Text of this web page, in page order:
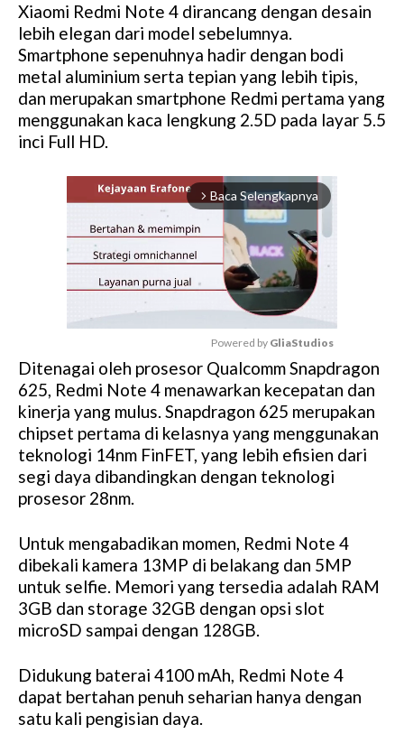
Xiaomi Redmi Note 4 dirancang dengan desain
lebih elegan dari model sebelumnya.
Smartphone sepenuhnya hadir dengan bodi
metal aluminium serta tepian yang lebih tipis,
dan merupakan smartphone Redmi pertama yang
menggunakan kaca lengkung 2.5D pada layar 5.5
inci Full HD.
arrow_forward_ios Baca Selengkapnya
M
u
t
e
Powered by GliaStudios
Ditenagai oleh prosesor Qualcomm Snapdragon
625, Redmi Note 4 menawarkan kecepatan dan
kinerja yang mulus. Snapdragon 625 merupakan
chipset pertama di kelasnya yang menggunakan
teknologi 14nm FinFET, yang lebih efisien dari
segi daya dibandingkan dengan teknologi
prosesor 28nm.
Untuk mengabadikan momen, Redmi Note 4
dibekali kamera 13MP di belakang dan 5MP
untuk selfie. Memori yang tersedia adalah RAM
3GB dan storage 32GB dengan opsi slot
microSD sampai dengan 128GB.
Didukung baterai 4100 mAh, Redmi Note 4
dapat bertahan penuh seharian hanya dengan
satu kali pengisian daya.